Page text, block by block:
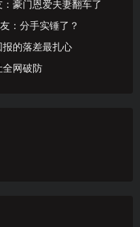
豪门恩爱夫妻翻车了
：分手实锤了？
的落差最扎心
全网破防